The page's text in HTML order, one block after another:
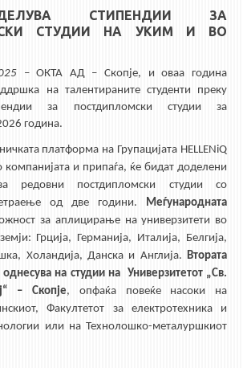
СТИПЕНДИИ ЗА
СТУДИИ НА УКИМ И ВО
– ОКТА АД – Скопје, и оваа година
на талентираните студенти преку
за постдипломски студии за
година.
платформа на Групацијата HELLENiQ
компанијата и припаѓа, ќе бидат доделени
редовни постдипломски студии со
од две години. Меѓународната
за аплицирање на универзитети во
Грција, Германија, Италија, Белгија,
Холандија, Данска и Англија. Втората
однесува на студии на Универзитетот „Св.
– Скопје, опфаќа повеќе насоки на
Факултетот за електротехника и
или на Технолошко-металуршкиот